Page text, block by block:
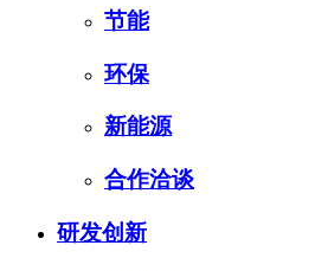
节能
环保
新能源
合作洽谈
研发创新